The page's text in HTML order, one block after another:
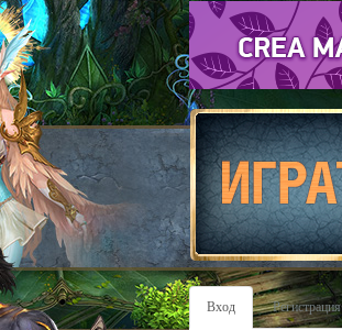
Вход Регистрация